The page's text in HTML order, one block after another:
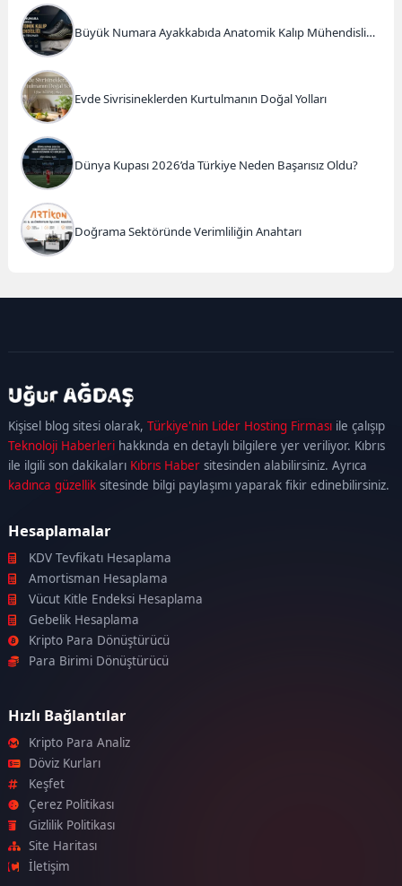
Büyük Numara Ayakkabıda Anatomik Kalıp Mühendisliği
Evde Sivrisineklerden Kurtulmanın Doğal Yolları
Dünya Kupası 2026’da Türkiye Neden Başarısız Oldu?
Doğrama Sektöründe Verimliliğin Anahtarı
Kişisel blog sitesi olarak,Türkiye'nin Lider Hosting Firması ile çalışıp
Teknoloji Haberleri hakkında en detaylı bilgilere yer veriliyor. Kıbrıs
ile ilgili son dakikaları Kıbrıs Haber sitesinden alabilirsiniz. Ayrıca
kadınca güzellik sitesinde bilgi paylaşımı yaparak fikir edinebilirsiniz.
kadıköy
escortmaltepe
escortataşehir
escortümraniye
escort
Hesaplamalar
KDV Tevfikatı Hesaplama
Amortisman Hesaplama
Vücut Kitle Endeksi Hesaplama
Gebelik Hesaplama
Kripto Para Dönüştürücü
Para Birimi Dönüştürücü
Hızlı Bağlantılar
Kripto Para Analiz
Döviz Kurları
Keşfet
Çerez Politikası
Gizlilik Politikası
Site Haritası
İletişim